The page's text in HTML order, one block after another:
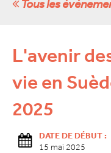
Tous les
L'avenir
vie en
2025
DATE DE DÉBUT :
15 mai 2025